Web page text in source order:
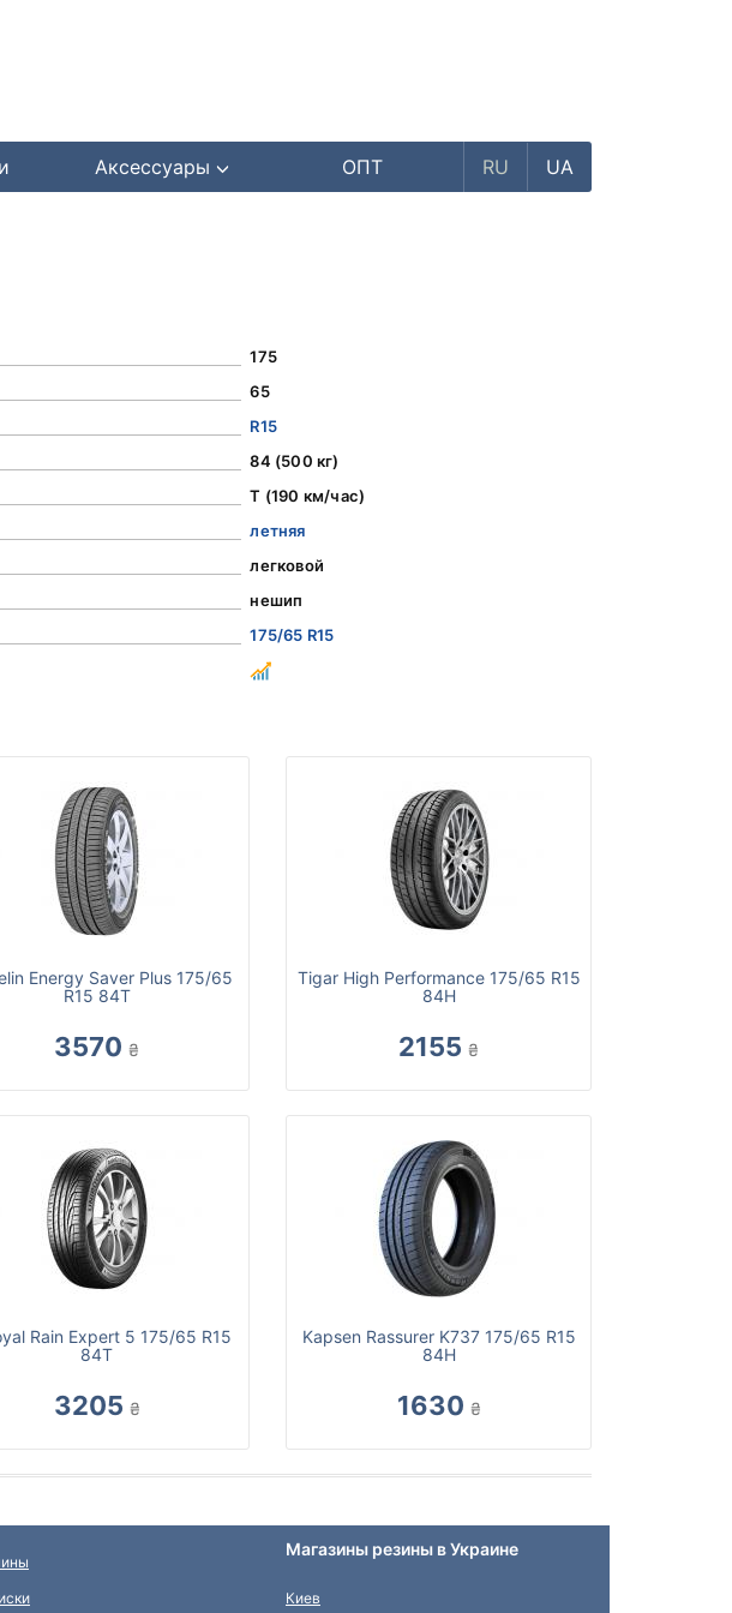
Аксессуары ОПТ RU UA
175
65
R15
84 (500 кг)
T (190 км/час)
летняя
легковой
нешип
175/65 R15
Energy Saver Plus 175/65
R15 84T
3570 ₴
Tigar High Performance 175/65 R15
84H
2155 ₴
Rain Expert 5 175/65 R15
84T
3205 ₴
Kapsen Rassurer K737 175/65 R15
84H
1630 ₴
Магазины резины в Украине
Киев